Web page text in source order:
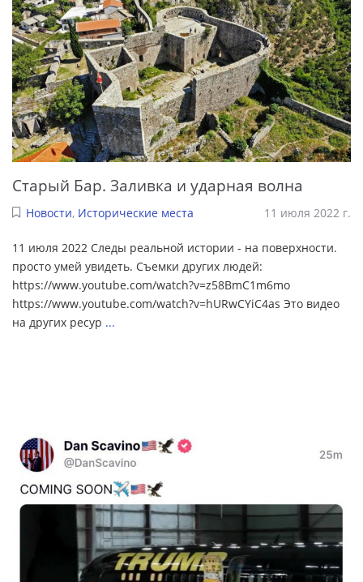
Старый Бар. Заливка и ударная волна
Новости, Исторические места 11 июля 2022 г.
11 июля 2022 Следы реальной истории - на поверхности.
просто умей увидеть. Съемки других людей:
https://www.youtube.com/watch?v=z58BmC1m6mo
https://www.youtube.com/watch?v=hURwCYiC4as Это видео
на других ресур ...